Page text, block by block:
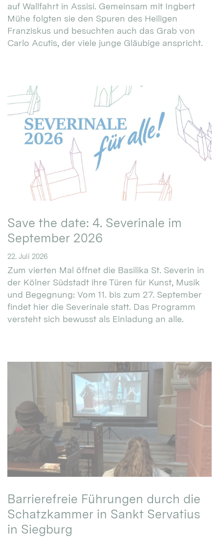
auf Wallfahrt in Assisi. Gemeinsam mit Ingbert
Mühe folgten sie den Spuren des Heiligen
Franziskus und besuchten auch das Grab von
Carlo Acutis, der viele junge Gläubige anspricht.
Save the date: 4. Severinale im
September 2026
22. Juli 2026
Zum vierten Mal öffnet die Basilika St. Severin in
der Kölner Südstadt ihre Türen für Kunst, Musik
und Begegnung: Vom 11. bis zum 27. September
findet hier die Severinale statt. Das Programm
versteht sich bewusst als Einladung an alle.
Barrierefreie Führungen durch die
Schatzkammer in Sankt Servatius
in Siegburg